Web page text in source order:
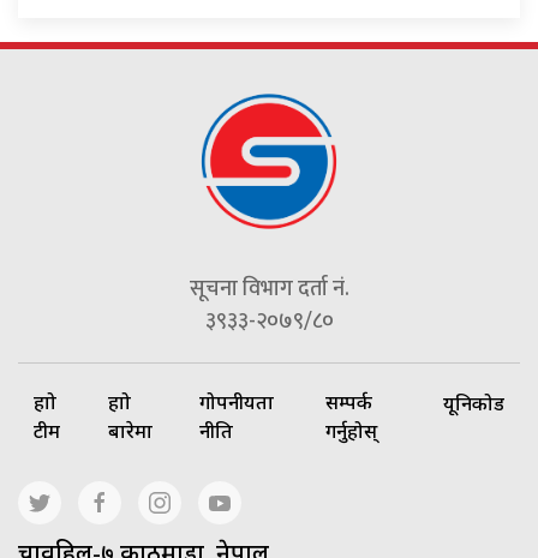
सूचना विभाग दर्ता नं.
३९३३-२०७९/८०
हाम्रो
टीम
हाम्रो
बारेमा
गोपनीयता
नीति
सम्पर्क
गर्नुहोस्
यूनिकोड